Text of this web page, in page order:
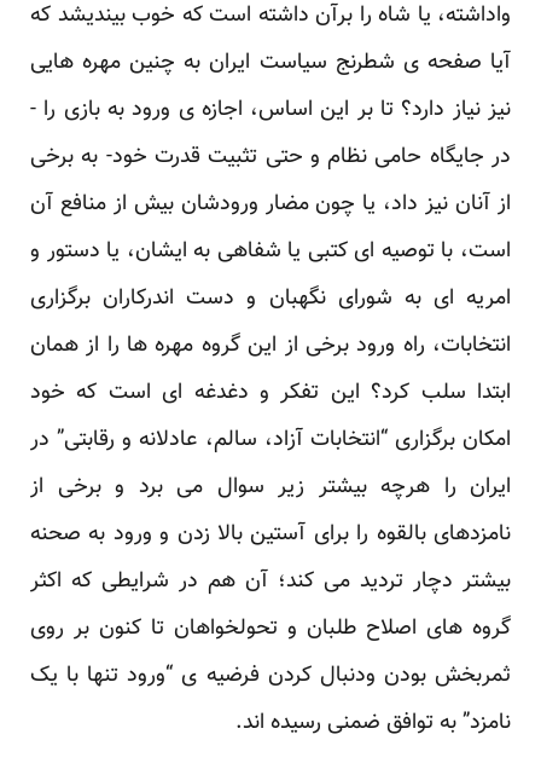
واداشته، یا شاه را برآن داشته ‏است که خوب بیندیشد که
آیا صفحه ی شطرنج سیاست ایران به چنین مهره هایی
نیز نیاز دارد؟ تا بر این ‏اساس، اجازه ی ورود به بازی را -
در جایگاه حامی نظام و حتی تثبیت قدرت خود- به برخی
از آنان نیز داد، ‏یا چون مضار ورودشان بیش از منافع آن
است، با توصیه ای کتبی یا شفاهی به ایشان، یا دستور و
امریه ای ‏به شورای نگهبان و دست اندرکاران برگزاری
انتخابات، راه ورود برخی از این گروه مهره ها را از همان
‏ابتدا سلب کرد؟ این تفکر و دغدغه ای است که خود
امکان برگزاری “انتخابات آزاد، سالم، عادلانه و رقابتی” ‏در
ایران را هرچه بیشتر زیر سوال می برد و برخی از
نامزدهای بالقوه را برای آستین بالا زدن و ورود به ‏صحنه
بیشتر دچار تردید می کند؛ آن هم در شرایطی که اکثر
گروه های اصلاح طلبان و تحولخواهان تا کنون ‏بر روی
ثمربخش بودن ودنبال کردن فرضیه ی “ورود تنها با یک
نامزد” به توافق ضمنی رسیده اند.‏